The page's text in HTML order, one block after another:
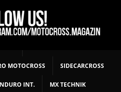
MX NEWS MX YOUTH
MX MASTERS MOTOCROSS INT
MOTOCROSS SIDECARCROSS
INT. MX TECHNIK